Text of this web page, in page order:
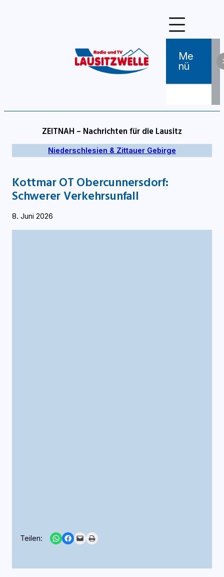
Me
Nü
ZEITNAH – Nachrichten für die Lausitz
Niederschlesien & Zittauer Gebirge
Kottmar OT Obercunnersdorf:
Schwerer Verkehrsunfall
8. Juni 2026
Teilen: Share on WhatsApp
Share on Facebook
Email this PagePrint this Page